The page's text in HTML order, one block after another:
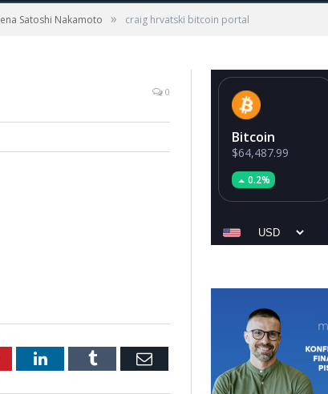
Satoshi Nakamoto » craig hrvatski bitcoin portal
0
LinkedInTumblr Email
Bitcoin
$64,487.99
0.2%